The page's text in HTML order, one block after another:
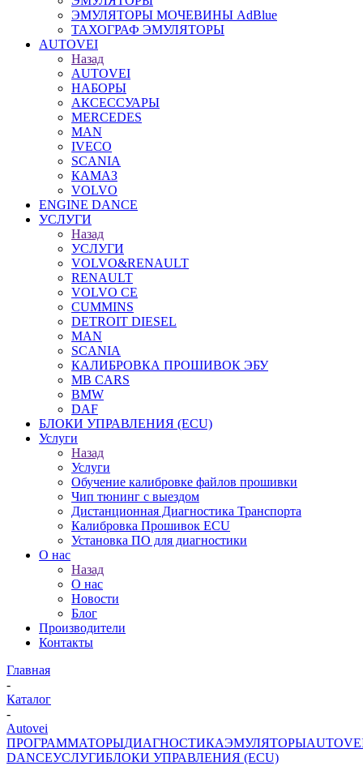
ЭМУЛЯТОРЫ МОЧЕВИНЫ АdBlue
ТАХОГРАФ ЭМУЛЯТОРЫ
AUTOVEI
Назад
AUTOVEI
НАБОРЫ
АКСЕССУАРЫ
MERCEDES
MAN
IVECO
SCANIA
КАМАЗ
VOLVO
ENGINE DANCE
УСЛУГИ
Назад
УСЛУГИ
VOLVO&RENAULT
RENAULT
VOLVO CE
CUMMINS
DETROIT DIESEL
MAN
SCANIA
КАЛИБРОВКА ПРОШИВОК ЭБУ
MB CARS
BMW
DAF
БЛОКИ УПРАВЛЕНИЯ (ECU)
Услуги
Назад
Услуги
Обучение калибровке файлов прошивки
Чип тюнинг с выездом
Дистанционная Диагностика Транспорта
Калибровка Прошивок ECU
Установка ПО для диагностики
О нас
Назад
О нас
Новости
Блог
Производители
Контакты
Главная
-
Каталог
-
Autovei
ПРОГРАММАТОРЫДИАГНОСТИКАЭМУЛЯТОРЫ
DANCEУСЛУГИБЛОКИ УПРАВЛЕНИЯ (ECU)